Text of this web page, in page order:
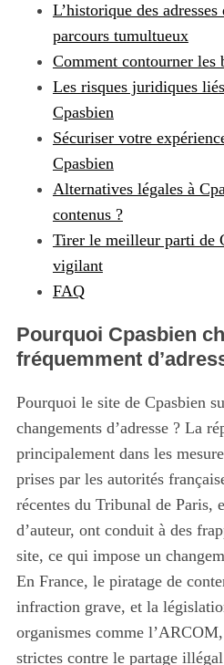
L’historique des
parcours tumultueux
Comment contourner les
Les risques juridiques
Cpasbien
Sécuriser votre
Cpasbien
Alternatives légales à
contenus ?
Tirer le meilleur parti de
vigilant
FAQ
Pourquoi Cpasbien
fréquemment
Pourquoi le site de Cpasbien
changements d’adresse ? La
principalement dans les
prises par les autorités
récentes du Tribunal de Paris,
d’auteur, ont conduit à des
site, ce qui impose un
En France, le piratage de
infraction grave, et la
organismes comme
strictes contre le partage